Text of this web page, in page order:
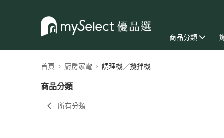
商品分類
首頁 廚房家電 調理機／攪拌機
商品分類
所有分類